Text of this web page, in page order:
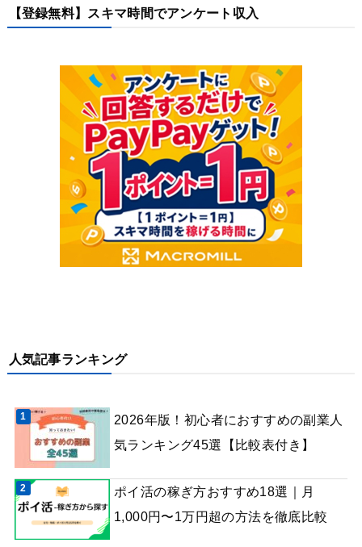
【登録無料】スキマ時間でアンケート収入
人気記事ランキング
2026年版！初心者におすすめの副業人
気ランキング45選【比較表付き】
ポイ活の稼ぎ方おすすめ18選｜月
1,000円〜1万円超の方法を徹底比較